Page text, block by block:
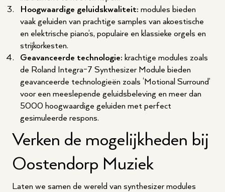
Hoogwaardige geluidskwaliteit: modules bieden
vaak geluiden van prachtige samples van akoestische
en elektrische piano’s, populaire en klassieke orgels en
strijkorkesten.
Geavanceerde technologie: krachtige modules zoals
de Roland Integra-7 Synthesizer Module bieden
geavanceerde technologieën zoals ‘Motional Surround’
voor een meeslepende geluidsbeleving en meer dan
5000 hoogwaardige geluiden met perfect
gesimuleerde respons.
Verken de mogelijkheden bij
Oostendorp Muziek
Laten we samen de wereld van synthesizer modules